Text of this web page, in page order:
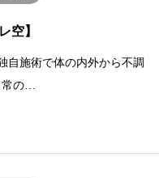
空】
自施術で体の内外から不調
常の…